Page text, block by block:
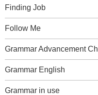
Finding Job
Follow Me
Grammar Advancement
Grammar English
Grammar in use